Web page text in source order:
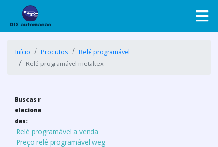
Início Produtos
Relé programável
Relé programável metaltex
Buscas r
elaciona
das:
Relé programável a venda
Preço relé programável weg